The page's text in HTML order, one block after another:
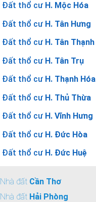
Đất thổ cư H. Mộc Hóa
Đất thổ cư H. Tân Hưng
Đất thổ cư H. Tân Thạnh
Đất thổ cư H. Tân Trụ
Đất thổ cư H. Thạnh Hóa
Đất thổ cư H. Thủ Thừa
Đất thổ cư H. Vĩnh Hưng
Đất thổ cư H. Đức Hòa
Đất thổ cư H. Đức Huệ
Nhà đất Cần Thơ
Nhà đất Hải Phòng